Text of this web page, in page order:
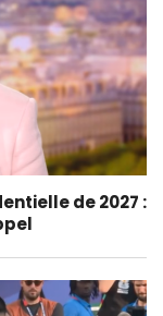
de 2027 :